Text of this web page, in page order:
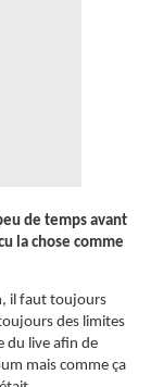
de temps avant
la chose comme
il faut toujours
des limites
du live afin de
mais comme ça